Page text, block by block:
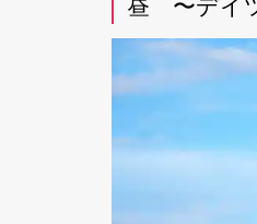
昼 〜デイ